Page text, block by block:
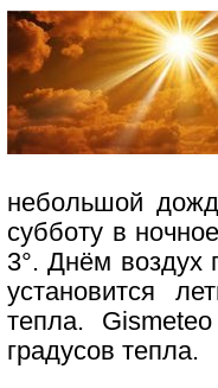
небольшой
субботу в
3°. Днём воздух
установится
тепла.
градусов тепла.